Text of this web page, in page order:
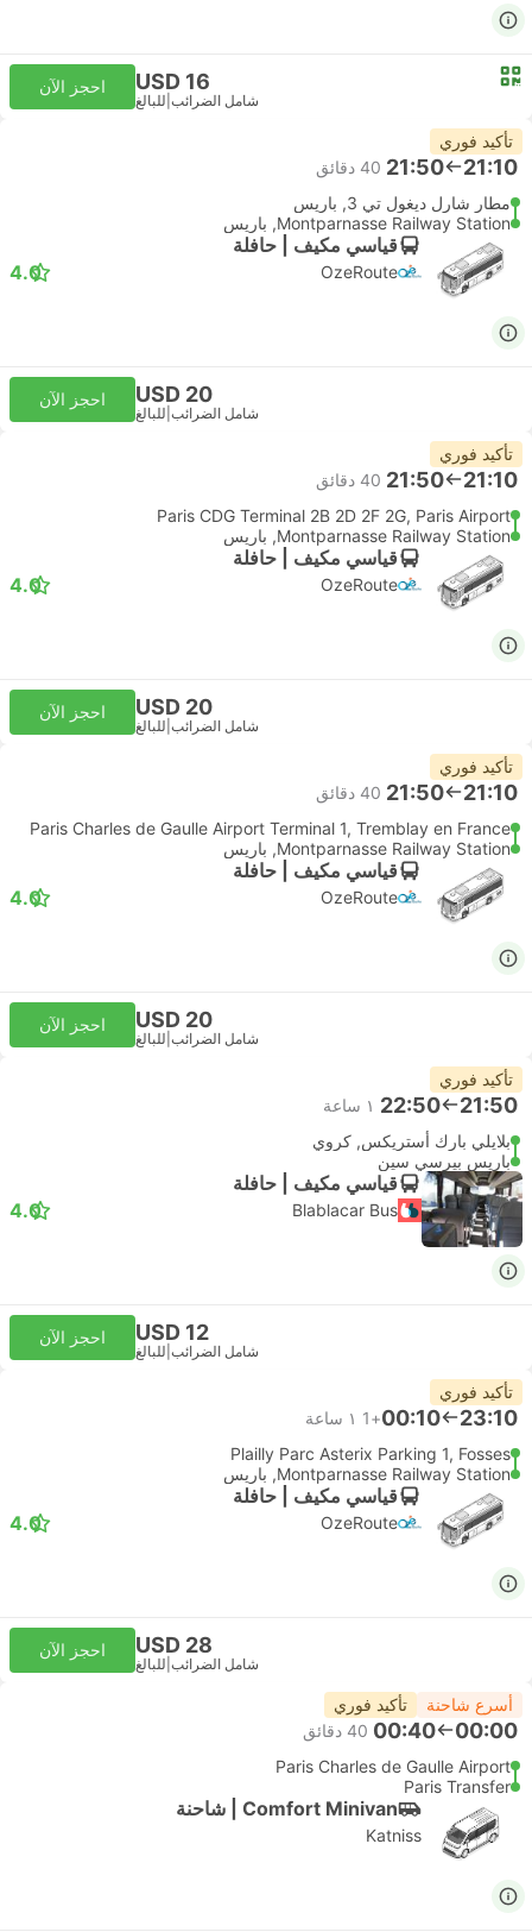
USD 16
شامل الضرائب للبالغ
احجز الآن
تأكيد فوري
21:10
21:50 ‫40 دقائق
مطار شارل ديغول تي 3, باريس
Montparnasse Railway Station, باريس
قياسي مكيف | حافلة
OzeRoute
4.0
USD 20
شامل الضرائب للبالغ
احجز الآن
تأكيد فوري
21:10
21:50 ‫40 دقائق
Paris CDG Terminal 2B 2D 2F 2G, Paris Airport
Montparnasse Railway Station, باريس
قياسي مكيف | حافلة
OzeRoute
4.0
USD 20
شامل الضرائب للبالغ
احجز الآن
تأكيد فوري
21:10
21:50 ‫40 دقائق
Paris Charles de Gaulle Airport Terminal 1, Tremblay en France
Montparnasse Railway Station, باريس
قياسي مكيف | حافلة
OzeRoute
4.0
USD 20
شامل الضرائب للبالغ
احجز الآن
تأكيد فوري
21:50
22:50 ١ ساعة
بلايلي بارك أستريكس, كروي
باريس بيرسي سين
قياسي مكيف | حافلة
Blablacar Bus
4.0
USD 12
شامل الضرائب للبالغ
احجز الآن
تأكيد فوري
23:10
00:10
+1
١ ساعة
Plailly Parc Asterix Parking 1, Fosses
Montparnasse Railway Station, باريس
قياسي مكيف | حافلة
OzeRoute
4.0
USD 28
شامل الضرائب للبالغ
احجز الآن
أسرع شاحنة تأكيد فوري
00:00
00:40 ‫40 دقائق
Paris Charles de Gaulle Airport
Paris Transfer
Comfort Minivan | شاحنة
Katniss